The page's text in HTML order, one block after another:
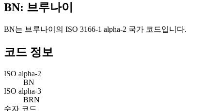
BN: 브루나이
BN는 브루나이의 ISO 3166-1 alpha-2 국가 코드입니다.
코드 정보
ISO alpha-2
BN
ISO alpha-3
BRN
숫자 코드